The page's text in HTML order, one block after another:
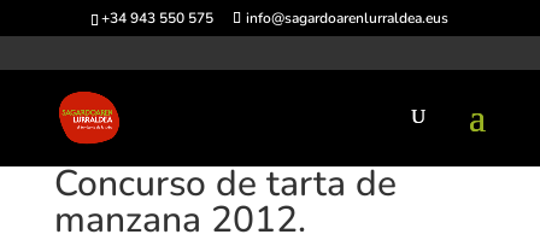
+34 943 550 575 info@sagardoarenlurraldea.eus
Concurso de tarta de
manzana 2012.